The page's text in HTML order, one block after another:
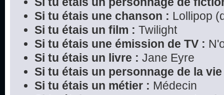
Si tu étais une chanson : Lollipop
Si tu étais un film : Twilight
Si tu étais une émission de TV :
Si tu étais un livre : Jane Eyre
Si tu étais un personnage de la
Si tu étais un métier : Médecin